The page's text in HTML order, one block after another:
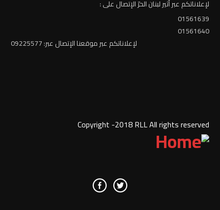
لإعلاناتكم عبر أثير لبنان الحرّ الإتصال على :
01561639
01561640
لإعلاناتكم عبر موقعنا الإتصال عبر: 09225577
Copyright -2018 RLL All rights reserved